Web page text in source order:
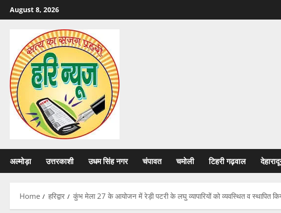
Skip
to
August 8, 2026
अल्मोड़ा उत्तरकाशी उधम सिंह नगर चंपावत चमोली टिहरी गढ़वाल
Home हरिद्वार कुंभ मेला 27 के आयोजन में रेड़ी पटरी के लघु व्यापारियों को व्यवस्थित व स्थापित